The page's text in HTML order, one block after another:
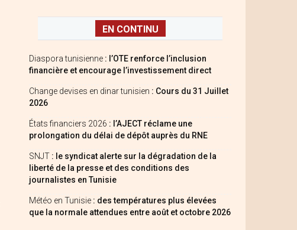
EN CONTINU
Diaspora tunisienne : l’OTE renforce l’inclusion
financière et encourage l’investissement direct
Change devises en dinar tunisien : Cours du 31 Juillet
2026
États financiers 2026 : l’AJECT réclame une
prolongation du délai de dépôt auprès du RNE
SNJT : le syndicat alerte sur la dégradation de la
liberté de la presse et des conditions des
journalistes en Tunisie
Météo en Tunisie : des températures plus élevées
que la normale attendues entre août et octobre 2026